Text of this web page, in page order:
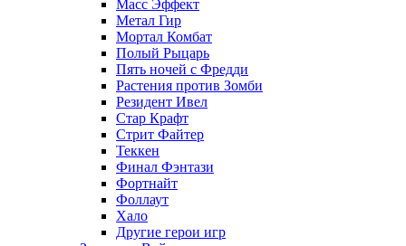
Масс Эффект
Метал Гир
Мортал Комбат
Полый Рыцарь
Пять ночей с Фредди
Растения против Зомби
Резидент Ивел
Стар Крафт
Стрит Файтер
Теккен
Финал Фэнтази
Фортнайт
Фоллаут
Хало
Другие герои игр